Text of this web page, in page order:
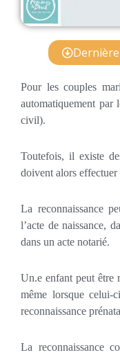
Pour les couples
automatiquement par
civil).
Toutefois, il existe
doivent alors effectuer
La reconnaissance
l’acte de naissance,
dans un acte notarié.
Un.e enfant peut être
même lorsque celui-
reconnaissance
La reconnaissance